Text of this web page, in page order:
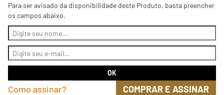
Para ser avisado da disponibilidade deste Produto, basta preencher
os campos abaixo.
Como assinar? COMPRAR E ASSINAR